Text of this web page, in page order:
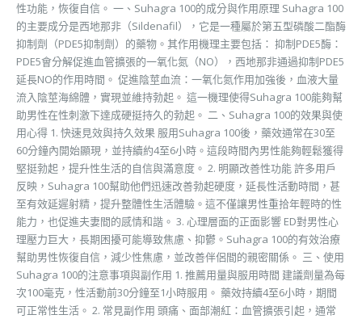
性功能，恢復自信。 一、Suhagra 100的成分與作用原理 Suhagra 100
的主要成分是西地那非（Sildenafil），它是一種屬於第五型磷酸二酯酶
抑制劑（PDE5抑制劑）的藥物。其作用機理主要包括： 抑制PDE5酶：
PDE5會分解促進血管擴張的一氧化氮（NO），西地那非通過抑制PDE5
延長NO的作用時間。 促進陰莖血流：一氧化氮作用加強後，血液大量
流入陰莖海綿體，實現並維持勃起。 這一機理使得Suhagra 100能夠幫
助男性在性刺激下達成硬挺持久的勃起。 二、Suhagra 100的效果與使
用心得 1. 快速見效與持久效果 服用Suhagra 100後，藥效通常在30至
60分鐘內開始顯現，並持續約4至6小時。這段時間內男性能夠輕鬆獲得
堅挺勃起，提升性生活的自信與滿意度。 2. 明顯改善性功能 許多用戶
反映，Suhagra 100幫助他們迅速改善勃起硬度，延長性活動時間，甚
至有效延遲射精，提升整體性生活體驗。這不僅讓男性重拾年輕時的性
能力，也促進夫妻間的感情和諧。 3. 心理層面的正面影響 ED對男性心
理壓力巨大，長期困擾可能導致焦慮、抑鬱。Suhagra 100的有效治療
幫助男性恢復自信，減少性焦慮，並改善伴侶間的親密關係。 三、使用
Suhagra 100的注意事項與副作用 1. 推薦用量與服用時間 建議劑量為每
次100毫克，性活動前30分鐘至1小時服用。 藥效持續4至6小時，期間
可正常性生活。 2. 常見副作用 頭痛、面部潮紅：血管擴張引起，通常